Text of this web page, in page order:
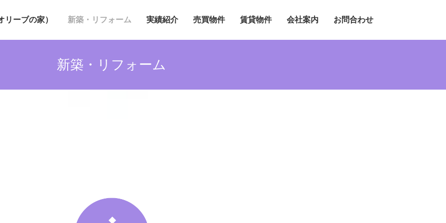
リーブの家） 新築・リフォーム 実績紹介 売買物件 賃貸物件 会社案内 お問合わせ
新築・リフォーム